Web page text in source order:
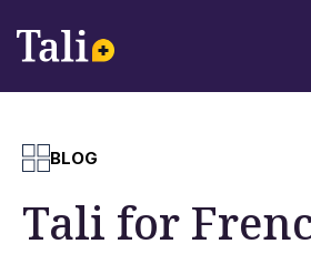
BLOG
Tali for